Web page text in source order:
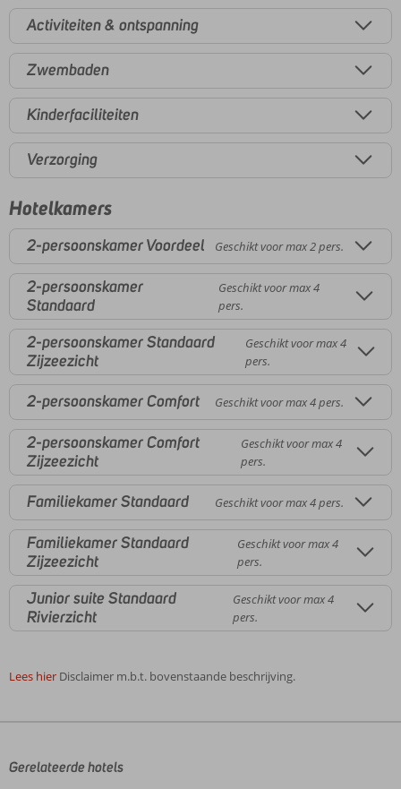
Activiteiten & ontspanning
Zwembaden
Kinderfaciliteiten
Verzorging
Hotelkamers
2-persoonskamer Voordeel Geschikt voor max 2 pers.
2-persoonskamer
Standaard
Geschikt voor max 4
pers.
2-persoonskamer Standaard
Zijzeezicht
Geschikt voor max 4
pers.
2-persoonskamer Comfort Geschikt voor max 4 pers.
2-persoonskamer Comfort
Zijzeezicht
Geschikt voor max 4
pers.
Familiekamer Standaard Geschikt voor max 4 pers.
Familiekamer Standaard
Zijzeezicht
Geschikt voor max 4
pers.
Junior suite Standaard
Rivierzicht
Geschikt voor max 4
pers.
Lees hier Disclaimer m.b.t. bovenstaande beschrijving.
door
Gerelateerde hotels